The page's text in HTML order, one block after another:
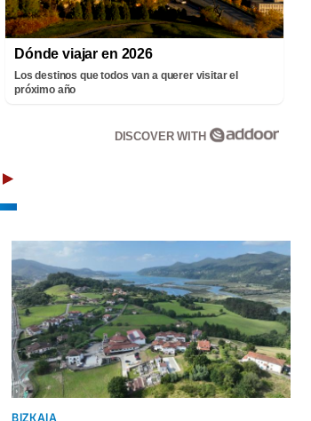
Dónde viajar en 2026
Los destinos que todos van a querer visitar el
próximo año
DISCOVER WITH
BIZKAIA